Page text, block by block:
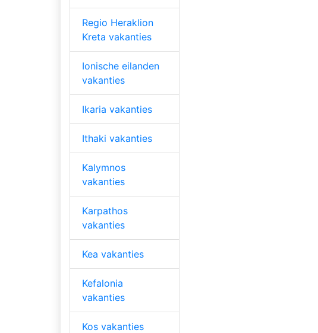
Regio Heraklion
Kreta vakanties
Ionische eilanden
vakanties
Ikaria vakanties
Ithaki vakanties
Kalymnos
vakanties
Karpathos
vakanties
Kea vakanties
Kefalonia
vakanties
Kos vakanties